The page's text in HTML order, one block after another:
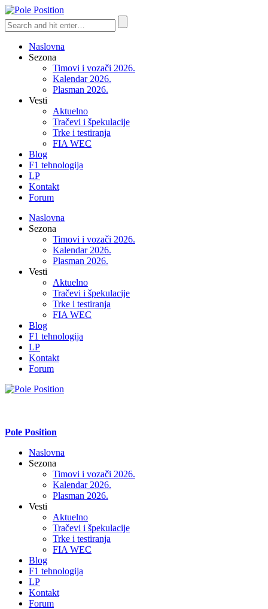
Naslovna
Sezona
Timovi i vozači 2026.
Kalendar 2026.
Plasman 2026.
Vesti
Aktuelno
Tračevi i špekulacije
Trke i testiranja
FIA WEC
Blog
F1 tehnologija
LP
Kontakt
Forum
Naslovna
Sezona
Timovi i vozači 2026.
Kalendar 2026.
Plasman 2026.
Vesti
Aktuelno
Tračevi i špekulacije
Trke i testiranja
FIA WEC
Blog
F1 tehnologija
LP
Kontakt
Forum
Pole Position
Naslovna
Sezona
Timovi i vozači 2026.
Kalendar 2026.
Plasman 2026.
Vesti
Aktuelno
Tračevi i špekulacije
Trke i testiranja
FIA WEC
Blog
F1 tehnologija
LP
Kontakt
Forum